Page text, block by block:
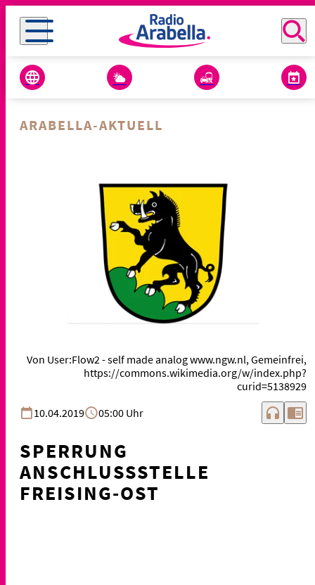
ARABELLA-AKTUELL
Von User:Flow2 - self made analog www.ngw.nl, Gemeinfrei,
https://commons.wikimedia.org/w/index.php?
curid=5138929
10.04.2019
05:00 Uhr headphones chrome_reader_mode
SPERRUNG
ANSCHLUSSSTELLE
FREISING-OST